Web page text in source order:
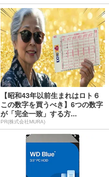
【昭和43年以前生まれはロト６
この数字を買うべき】6つの数字
が「完全一致」する方...
PR(株式会社MURA)